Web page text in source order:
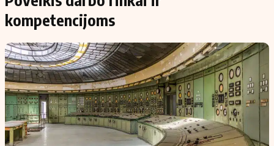
kompetencijoms